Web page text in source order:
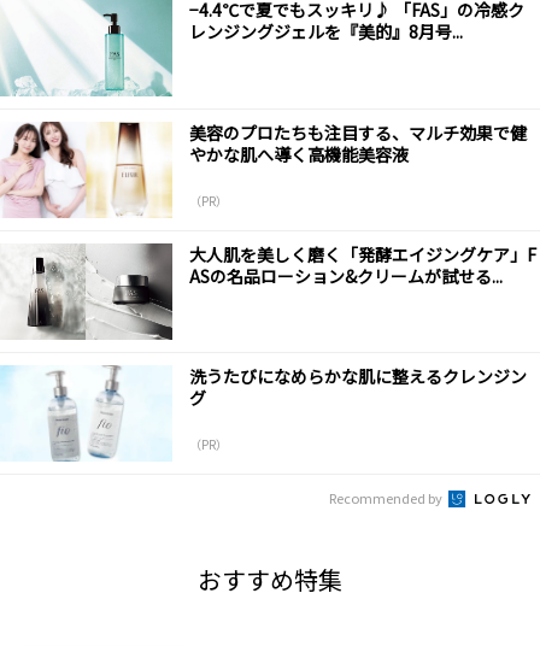
−4.4℃で夏でもスッキリ♪ 「FAS」の冷感ク
レンジングジェルを『美的』8月号...
美容のプロたちも注目する、マルチ効果で健
やかな肌へ導く高機能美容液
（PR）
大人肌を美しく磨く「発酵エイジングケア」F
ASの名品ローション&クリームが試せる...
洗うたびになめらかな肌に整えるクレンジン
グ
（PR）
Recommended by
おすすめ特集